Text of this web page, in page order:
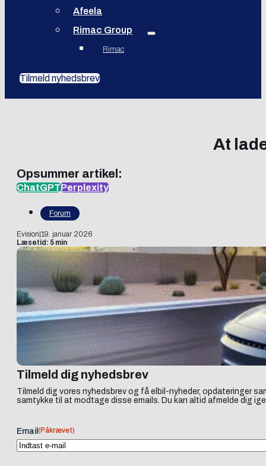
Afeela
Rimac Group
Rimac
Tilmeld nyhedsbrev
At
Opsummer artikel:
ChatGPTPerplexity
Forum
Evision 19. januar 2026
Læsetid: 5 min
Tilmeld dig nyhedsbrev
Tilmeld dig vores nyhedsbrev og få elbil-nyheder, opdateringer
samtykke til at modtage disse emails. Du kan altid afmelde dig
Email (Påkrævet)